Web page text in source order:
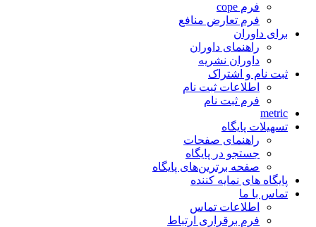
فرم cope
فرم تعارض منافع
برای داوران
راهنمای داوران
داوران نشریه
ثبت نام و اشتراک
اطلاعات ثبت نام
فرم ثبت نام
metric
تسهیلات پایگاه
راهنمای صفحات
جستجو در پایگاه
صفحه برترین‌های پایگاه
پایگاه های نمایه کننده
تماس با ما
اطلاعات تماس
فرم برقراری ارتباط